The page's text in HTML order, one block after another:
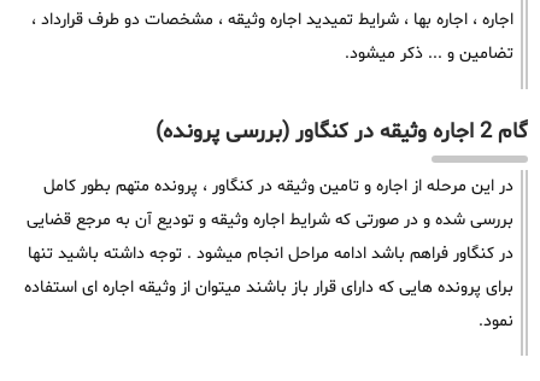
اجاره ، اجاره بها ، شرایط تمیدید اجاره وثیقه ، مشخصات دو طرف قرارداد ،
تضامین و ... ذکر میشود.
گام 2 اجاره وثیقه در کنگاور (بررسی پرونده)
در این مرحله از اجاره و تامین وثیقه در کنگاور ، پرونده متهم بطور کامل
بررسی شده و در صورتی که شرایط اجاره وثیقه و تودیع آن به مرجع قضایی
در کنگاور فراهم باشد ادامه مراحل انجام میشود . توجه داشته باشید تنها
برای پرونده هایی که دارای قرار باز باشند میتوان از وثیقه اجاره ای استفاده
نمود.